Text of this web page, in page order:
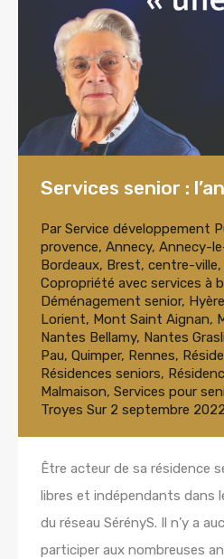
Services senior :
Par Service développement
provence, Annecy, Annecy-
Bordeaux, Brest, centre-ville,
Copropriété avec services à
Déménagement senior,
Lorient, Mont Saint Aignan,
Nantes Bellamy, Nantes
Pau, Quimper, Rennes,
Résidences seniors,
Malmaison, Services pour
Troyes Sur 2 septembre 2022
Être acteur de sa résidence
libres et indépendants dans
du réseau SérényS. Il n’y a
participer aux nombreuses